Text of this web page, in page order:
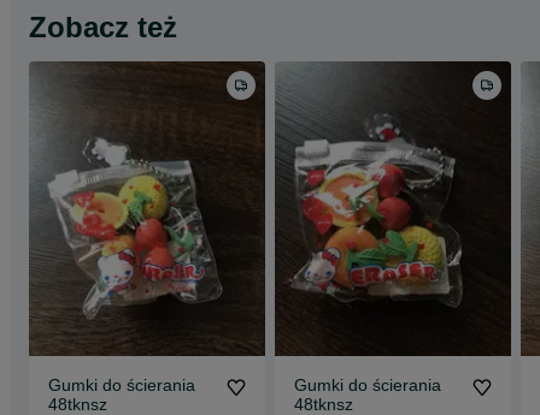
Zobacz też
Gumki do ścierania
48tknsz
Gumki do ścierania
48tknsz